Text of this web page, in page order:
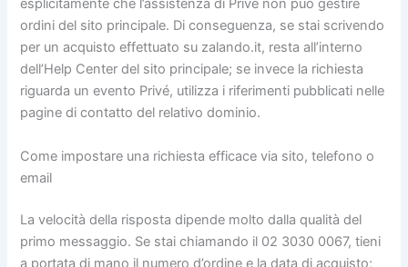
esplicitamente che l’assistenza di Privé non può gestire
ordini del sito principale. Di conseguenza, se stai scrivendo
per un acquisto effettuato su zalando.it, resta all’interno
dell’Help Center del sito principale; se invece la richiesta
riguarda un evento Privé, utilizza i riferimenti pubblicati nelle
pagine di contatto del relativo dominio.
Come impostare una richiesta efficace via sito, telefono o
email
La velocità della risposta dipende molto dalla qualità del
primo messaggio. Se stai chiamando il 02 3030 0067, tieni
a portata di mano il numero d’ordine e la data di acquisto;